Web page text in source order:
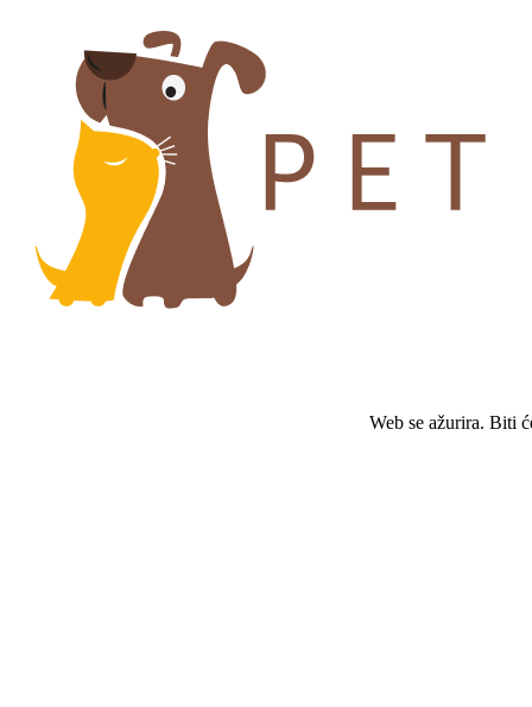
Web se ažurira. Biti